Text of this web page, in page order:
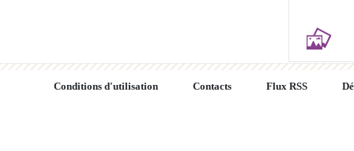
Conditions d'utilisation Contacts Flux RSS